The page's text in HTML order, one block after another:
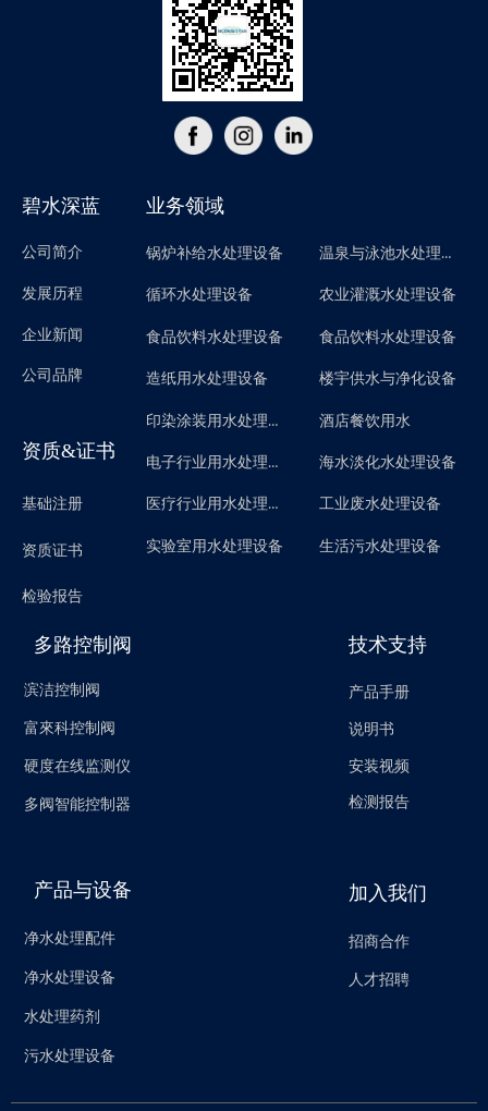
碧水深蓝
公司简介
发展历程
企业新闻
公司品牌
资质&证书
基础注册
资质证书
检验报告
业务领域
锅炉补给水处理设备
循环水处理设备
食品饮料水处理设备
造纸用水处理设备
印染涂装用水处理设备
电子行业用水处理设备
医疗行业用水处理设备
实验室用水处理设备
温泉与泳池水处理设备
农业灌溉水处理设备
食品饮料水处理设备
楼宇供水与净化设备
酒店餐饮用水
海水淡化水处理设备
工业废水处理设备
生活污水处理设备
多路控制阀
滨洁控制阀
富來科控制阀
硬度在线监测仪
多阀智能控制器
产品与设备
净水处理配件
净水处理设备
水处理药剂
污水处理设备
技术支持
产品手册
说明书
安装视频
检测报告
加入我们
招商合作
人才招聘